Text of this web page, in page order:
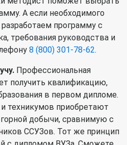
А если необходимого
программу с
требования руководства и
8 (800) 301-78-62.
Профессиональная
получить квалификацию,
в первом дипломе.
техникумов приобретают
добычи, сравнимую с
ССУЗов. Тот же принцип